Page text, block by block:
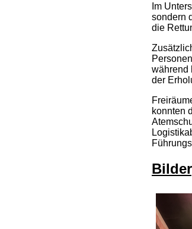
Im
sondern
die
während
der
konnten